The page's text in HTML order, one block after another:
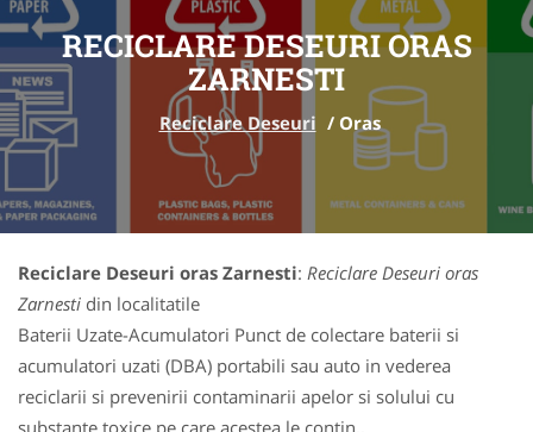
RECICLARE DESEURI ORAS
ZARNESTI
Reciclare Deseuri / Oras
Reciclare Deseuri oras Zarnesti: Reciclare Deseuri oras
Zarnesti din localitatile
Baterii Uzate-Acumulatori Punct de colectare baterii si
acumulatori uzati (DBA) portabili sau auto in vederea
reciclarii si prevenirii contaminarii apelor si solului cu
substante toxice pe care acestea le contin.,